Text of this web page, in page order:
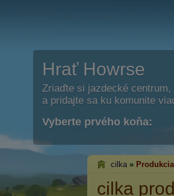
Hrať Howrse
Zriaďte si jazdecké centrum,
a pridajte sa ku komunite
Vyberte prvého koňa:
cilka » Produkcia
cilka